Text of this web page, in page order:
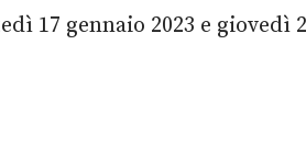
17 gennaio 2023 e giovedì